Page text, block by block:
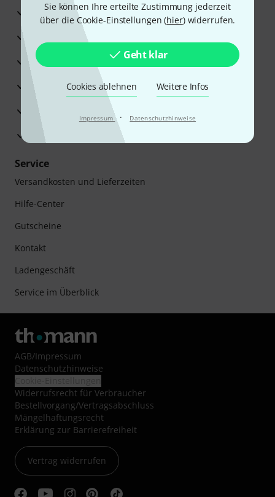
Sie können Ihre erteilte Zustimmung jederzeit
über die Cookie-Einstellungen (hier) widerrufen.
Geht klar
Cookies ablehnen Weitere Infos
Impressum · Datenschutzhinweise
3 Jahre Thomann Garantie
30 Tage Money-Back-Garantie
Reparaturservice
Beratung durch Fachexperten
Zufriedenheitsgarantie
Europas größtes Versandlager
Service
Versandkosten und Lieferzeiten
Hilfe-Center
Gutscheine
Kontakt
Ladengeschäft
Service im Überblick
AGB/Impressum
Datenschutzhinweise
Widerrufsrecht für Verbraucher
Bestellvorgang/Vertragsabschluss
Mängelhaftungsrecht
Erklärung zur Barrierefreiheit
Vertrag widerrufen